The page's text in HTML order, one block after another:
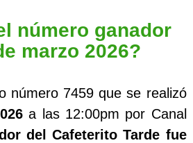
número ganador
marzo 2026?
número 7459 que se realizó
a las 12:00pm por Canal
del Cafeterito Tarde fue